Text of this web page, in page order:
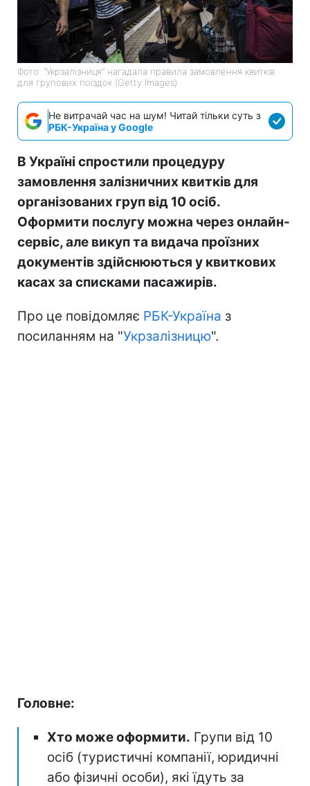
Фото: "Укрзалізниця" нагадала правила замовлення квитків
для групових поїздок (Getty Images)
Не витрачай час на шум! Читай тільки суть з
РБК-Україна у Google
В Україні спростили процедуру
замовлення залізничних квитків для
організованих груп від 10 осіб.
Оформити послугу можна через онлайн-
сервіс, але викуп та видача проїзних
документів здійснюються у квиткових
касах за списками пасажирів.
Про це повідомляє РБК-Україна з
посиланням на "Укрзалізницю".
Головне:
Хто може оформити. Групи від 10
осіб (туристичні компанії, юридичні
або фізичні особи), які їдуть за